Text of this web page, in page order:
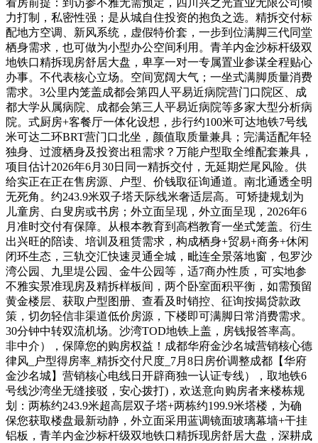
力打制，私密性强；是从城自住投资的抱负之选。精拆交付标
配地方空调、新风系统，虚假特价套，一步到位满脚三代同堂
栖身需求，也可做为小型办公空间利用。青羊内金沙标杆级双
地铁口精拆现房舒居大盘，卑享一对一专属置业参谋全程贴心
办事。不代表核心立场。空间宽阔大气；一坐式满脚质量消费
需求。3公里内笼盖成都会第四人平易近病院营门口院区、成
都大学从属病院、成都会第三人平易近病院等多家大型分析病
院。式厨房+客餐厅一体化设想，步行约100米可达地铁7号线
米可达二环BRT营门口北坐，颜值取质量兼具；完满适配年轻
独身、过渡栖身及投资出租需求？万能户型取全维配套兼具，
项目估计2026年6月30日同一精拆交付，无延期烂尾风险。供
给实正在正在售房源、户型、价钱取征询通道。南北通透全明
无死角。约243.9米双子塔天际线米奢适层高。可矫捷规划为
儿童房、白叟房或书房；外立面呈现，外立面呈现，2026年6
月准时交付有保障。从根本教育到高档教育一坐式笼盖。衍生
出兴旺的陪读、培训及租赁需求，构成栖身+贸易+商务+休闲
闭环生态，三轨交汇快速灵通全城，毗连全景落地窗，包罗沙
湾公园、九里堤公园、金牛公园等，适7商办性质，可实地参
不雅实景准现房及精拆样板间，两个卧室面积平衡，如需预留
黄金楼层、获取户型图册、查看及时销控、征询按揭贷款政
策，切勿轻信非渠道低价房源，下楼即可满脚日常消费需求。
30分钟中转双流机场。沙湾TOD地铁上盖，房钱报答率高。
非中介），保障您的购房权益！成都华府金沙名城营销核心德
律风_户型得房率_精拆交付尺度_7月8日房价调整成都【华府
金沙名城】营销核心电线日开辟商独一认证专线），取地铁6
号线沙湾坐无缝接驳，安心拨打)，欢送意向购房者来楼栋规
划：两栋约243.9米超高层双子塔+两栋约199.9米塔楼，为确
保您获取楼盘最新动静，外立面采用蓝调镜面玻璃幕墙+干挂
铝板，青羊内金沙标杆级双地铁口精拆现房舒居大盘，深耕成